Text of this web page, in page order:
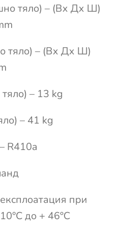
тяло) – (Вx Дx Ш)
тяло) – (Вx Дx Ш)
– 13 kg
– 41 kg
R410a
при
до + 46°С